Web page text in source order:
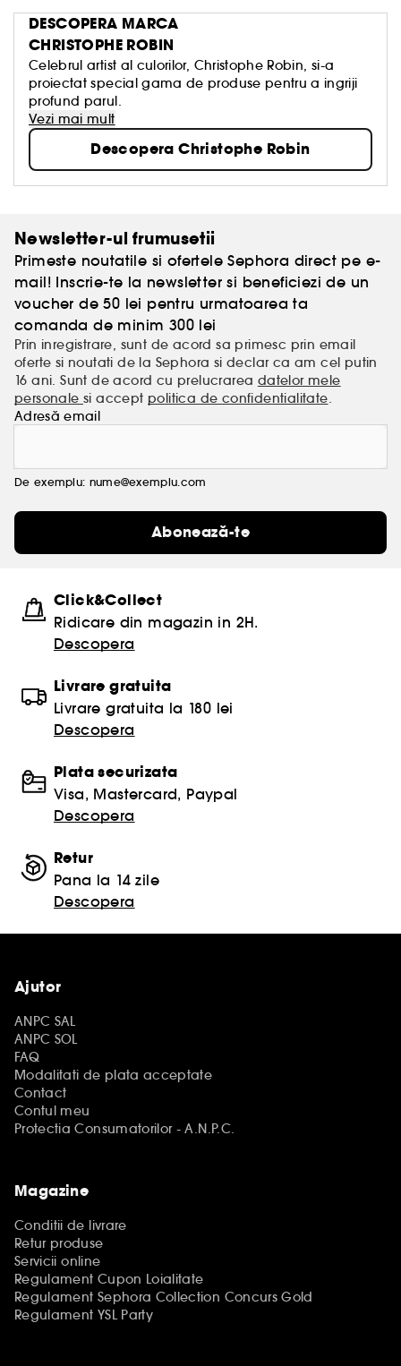
DESCOPERA MARCA
CHRISTOPHE ROBIN
Celebrul artist al culorilor, Christophe Robin, si-a
proiectat special gama de produse pentru a ingriji
profund parul.
Vezi mai mult
Descopera Christophe Robin
Newsletter-ul frumusetii
Primeste noutatile si ofertele Sephora direct pe e-
mail! Inscrie-te la newsletter si beneficiezi de un
voucher de 50 lei pentru urmatoarea ta
comanda de minim 300 lei
Prin inregistrare, sunt de acord sa primesc prin email
oferte si noutati de la Sephora si declar ca am cel putin
16 ani. Sunt de acord cu prelucrarea datelor mele
personalesi accept politica de confidentialitate.
Adresă email
De exemplu: nume@exemplu.com
Abonează-te
Click&Collect
Ridicare din magazin in 2H.
Descopera
Livrare gratuita
Livrare gratuita la 180 lei
Descopera
Plata securizata
Visa, Mastercard, Paypal
Descopera
Retur
Pana la 14 zile
Descopera
Ajutor
ANPC SAL
ANPC SOL
FAQ
Modalitati de plata acceptate
Contact
Contul meu
Protectia Consumatorilor - A.N.P.C.
Magazine
Conditii de livrare
Retur produse
Servicii online
Regulament Cupon Loialitate
Regulament Sephora Collection Concurs Gold
Regulament YSL Party